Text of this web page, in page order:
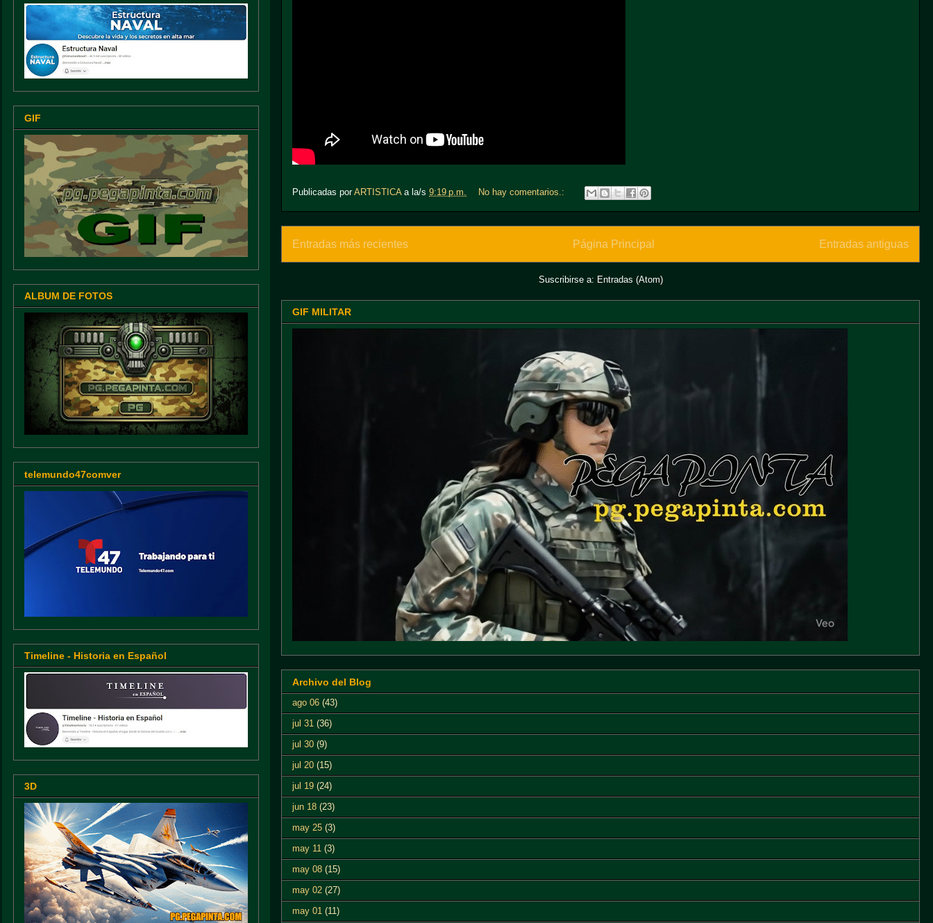
Publicadas porARTISTICA a la/s 9:19 p.m. No hay comentarios.:
Entradas más recientes Entradas antiguas
Página Principal
Suscribirse a: Entradas (Atom)
GIF MILITAR
Archivo del Blog
ago 06 (43)
jul 31 (36)
jul 30 (9)
jul 20 (15)
jul 19 (24)
jun 18 (23)
may 25 (3)
may 11 (3)
may 08 (15)
may 02 (27)
may 01 (11)
GIF
ALBUM DE FOTOS
telemundo47comver
Timeline - Historia en Español
3D